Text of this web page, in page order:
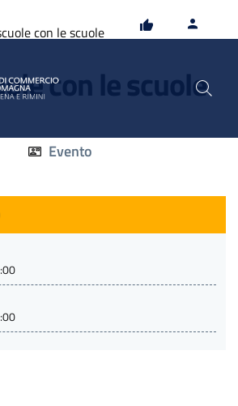
al
al
con le scuole
con le scuole
Evento